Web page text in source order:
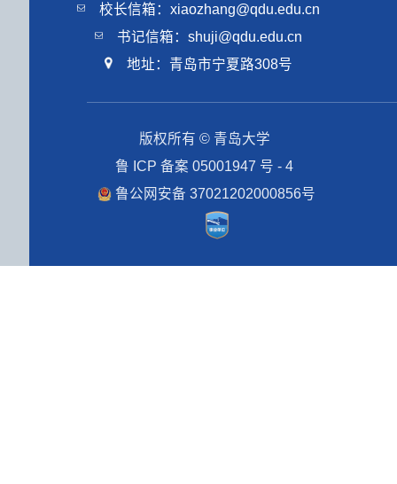
校长信箱：xiaozhang@qdu.edu.cn
书记信箱：shuji@qdu.edu.cn
地址：青岛市宁夏路308号
版权所有 © 青岛大学
鲁 ICP 备案 05001947 号 - 4
鲁公网安备 37021202000856号